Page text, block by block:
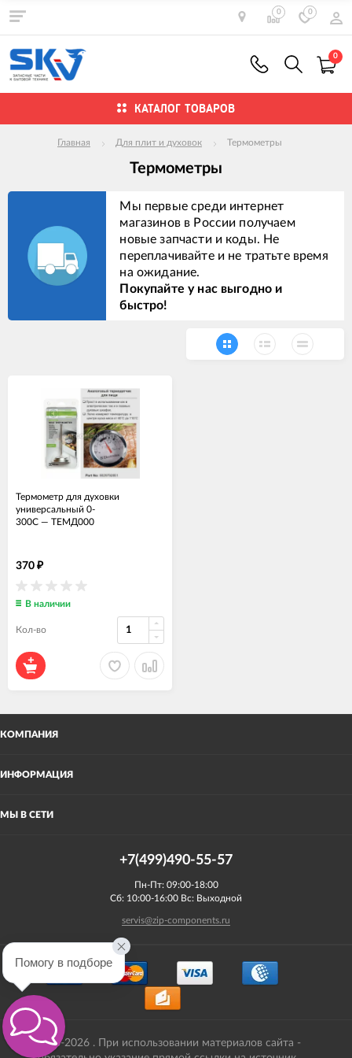
0 0
0
КАТАЛОГ ТОВАРОВ
Главная Для плит и духовок Термометры
Термометры
Мы первые среди интернет
магазинов в России получаем
новые запчасти и коды. Не
переплачивайте и не тратьте время
на ожидание.
Покупайте у нас выгодно и
быстро!
Термометр для духовки
универсальный 0-
300С — ТЕМД000
370 ₽
В наличии
Кол-во
КОМПАНИЯ
ИНФОРМАЦИЯ
МЫ В СЕТИ
+7(499)490-55-57
Пн-Пт: 09:00-18:00
Сб: 10:00-16:00 Вс: Выходной
servis@zip-components.ru
2008-2026 . При использовании материалов сайта -
Помогу в подборе